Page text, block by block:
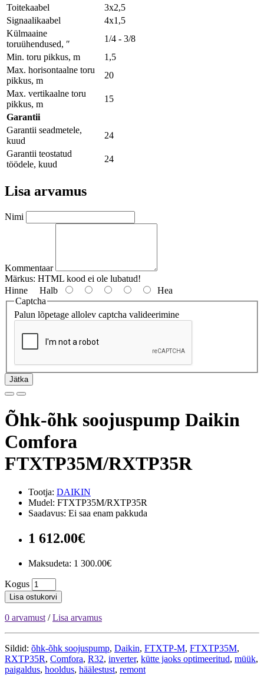
Toitekaabel
3x2,5
Signaalikaabel
4x1,5
Külmaaine
toruühendused, ″
1/4 - 3/8
Min. toru pikkus, m
1,5
Max. horisontaalne toru
pikkus, m
20
Max. vertikaalne toru
pikkus, m
15
Garantii
Garantii seadmetele,
kuud
24
Garantii teostatud
töödele, kuud
24
Lisa arvamus
Nimi
Kommentaar
Märkus: HTML kood ei ole lubatud!
Hinne Halb
Hea
Captcha
Palun lõpetage allolev captcha valideerimine
Jätka
Õhk-õhk soojuspump Daikin
Comfora
FTXTP35M/RXTP35R
Tootja: DAIKIN
Mudel: FTXTP35M/RXTP35R
Saadavus: Ei saa enam pakkuda
1 612.00€
Maksudeta: 1 300.00€
Kogus
Lisa ostukorvi
0 arvamust /Lisa arvamus
Sildid: õhk-õhk soojuspump, Daikin, FTXTP-M, FTXTP35M,
RXTP35R, Comfora, R32, inverter, kütte jaoks optimeeritud, müük,
paigaldus, hooldus, häälestust, remont